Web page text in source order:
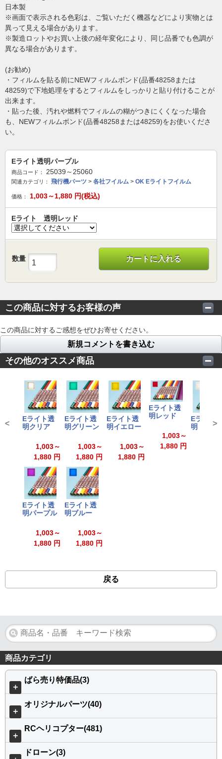
日本製
※画面で表示される色彩は、ご覧いただく機器などにより実物とは
異って見える場合があります。
※製造ロットやお買い上後の経年変化により、同じ品番でも色調が
異なる場合があります。
(お勧め)
・フィルムを貼る前にNEWフィルムボンド(品番48258または
48259)で下地処理をするとフィルムをしっかりと貼り付けることが
出来ます。
・貼った後、汚れや燃料でフィルムの糊がつきにくくなった場合
も、NEWフィルムボンド(品番48258または48259)をお使いくださ
い。
Eライト透明パープル
商品コード： 25039～25060
関連カテゴリ： 飛行機パーツ > 各社フイルム > OK Eライトフイルム
価格： 1,003～1,880 円(税込)
Eライト 透明レッド
数量 カートに入れる
この商品に対するお客様の声
この商品に対するご感想をぜひお寄せください。
新規コメントを書き込む
その他のオススメ商品
Eライト透
明クリア
1,003～
1,880 円
Eライト透
明グリーン
1,003～
1,880 円
Eライト透
明イエロー
1,003～
1,880 円
Eライト透
明レッド
1,003～
1,880 円
Eライト
明 白
Eライト透
明パープル
1,003～
1,880 円
Eライト透
明ブルー
1,003～
1,880 円
< >
戻る
商品カテゴリ
＋
ばら売り特価品(3)
＋
オリジナルパーツ(40)
＋
RCヘリコプター(481)
ドローン(3)